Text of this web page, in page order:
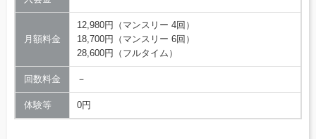
月額料金
12,980円（マンスリー 4回）
18,700円（マンスリー 6回）
28,600円（フルタイム）
回数料金 －
体験等 0円